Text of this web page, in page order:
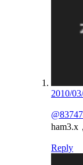
2010/
ham3.x
Reply